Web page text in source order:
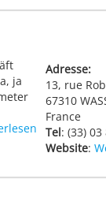
ja
Adresse:
13, rue
67310
France
Tel: (33)
Website: